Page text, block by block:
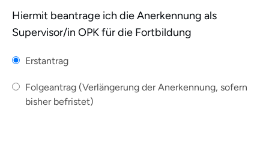
Hiermit beantrage ich die Anerkennung als
Supervisor/in OPK für die Fortbildung
Erstantrag
Folgeantrag (Verlängerung der Anerkennung, sofern
bisher befristet)